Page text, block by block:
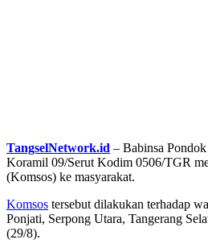
TangselNetwork.id – Babinsa
Koramil 09/Serut Kodim 0506/TGR
(Komsos) ke masyarakat.
Komsos tersebut dilakukan terhadap
Ponjati, Serpong Utara, Tangerang
(29/8).